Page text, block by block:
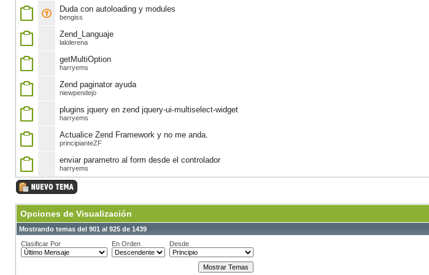
Duda con autoloading y modules
bengiss
Zend_Languaje
lalolerena
getMultiOption
harryems
Zend paginator ayuda
niewpendejo
plugins jquery en zend jquery-ui-multiselect-widget
harryems
Actualice Zend Framework y no me anda.
principianteZF
enviar parametro al form desde el controlador
harryems
Opciones de Visualización
Mostrando temas del 901 al 925 de 1439
Clasificar Por
En Orden Desde